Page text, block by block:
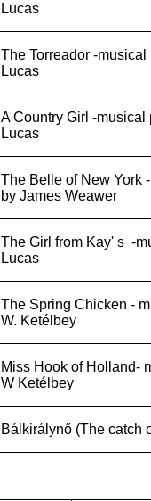
Lucas
The Torreador -
Lucas
A Country Girl -
Lucas
The Belle of New York
by James Weawer
The Girl from Kay' s -
Lucas
The Spring Chicken -
W. Ketélbey
Miss Hook of Holland-
W Ketélbey
Bálkirálynő (The catch